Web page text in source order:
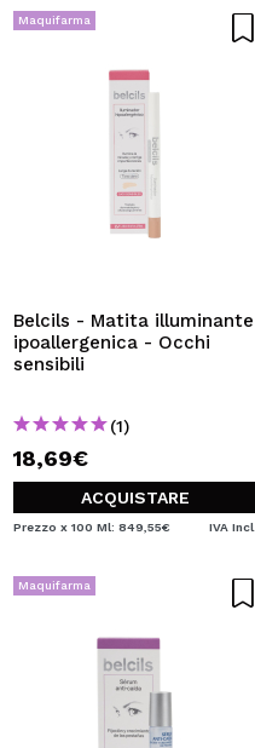
Maquifarma
Belcils - Matita illuminante
ipoallergenica - Occhi
sensibili
(1)
18,69€
ACQUISTARE
Prezzo x 100 Ml: 849,55€ IVA Incl.
Maquifarma